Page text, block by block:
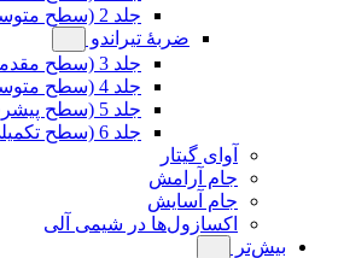
جلد 2 (سطح متوسط)
ضربۀ تیراندو
جلد 3 (سطح مقدماتی)
جلد 4 (سطح متوسط)
جلد 5 (سطح پیشرفته)
جلد 6 (سطح تکمیلی)
آوای گیتار
جام آرامش
جام آسایش
اکسازول‌ها در شیمی آلی
بیش‌تر